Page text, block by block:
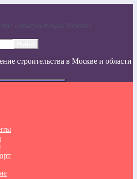
- консультации Москвa
строительства в Москве и области